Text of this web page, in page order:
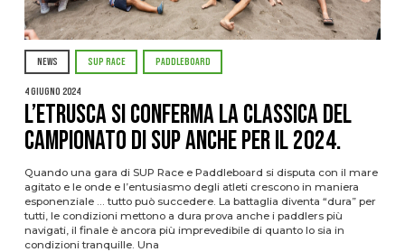
NEWS SUP RACE PADDLEBOARD
4 Giugno 2024
L’Etrusca si conferma la classica del
Campionato di Sup anche per il 2024.
Quando una gara di SUP Race e Paddleboard si disputa con il mare
agitato e le onde e l’entusiasmo degli atleti crescono in maniera
esponenziale … tutto può succedere. La battaglia diventa “dura” per
tutti, le condizioni mettono a dura prova anche i paddlers più
navigati, il finale è ancora più imprevedibile di quanto lo sia in
condizioni tranquille. Una